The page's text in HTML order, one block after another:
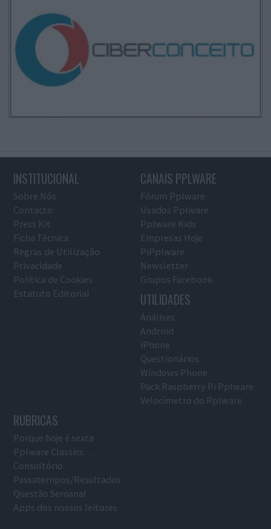
INSTITUCIONAL
Sobre Nós
Contacto
Press Kit
Ficha Técnica
Regras de Utilização
Privacidade
Política de Cookies
Estatuto Editorial
CANAIS PPLWARE
Fórum Pplware
Usados Pplware
Pplware Kids
Empresas Hoje
PiPplware
Newsletter
Grupos Facebook
UTILIDADES
Análises
Android
iPhone
Questionários
Windows Phone
Pack Raspberry Pi Pplware
Velocímetro do Pplware
RUBRICAS
Porque hoje é sexta
Pplware Classics…
Consultório
Passatempos/Resultados
Questão Semanal
Apps dos nossos leitores